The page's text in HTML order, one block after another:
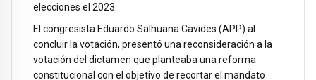
elecciones el 2023.
El congresista Eduardo Salhuana Cavides (APP) al
concluir la votación, presentó una reconsideración a la
votación del dictamen que planteaba una reforma
constitucional con el objetivo de recortar el mandato